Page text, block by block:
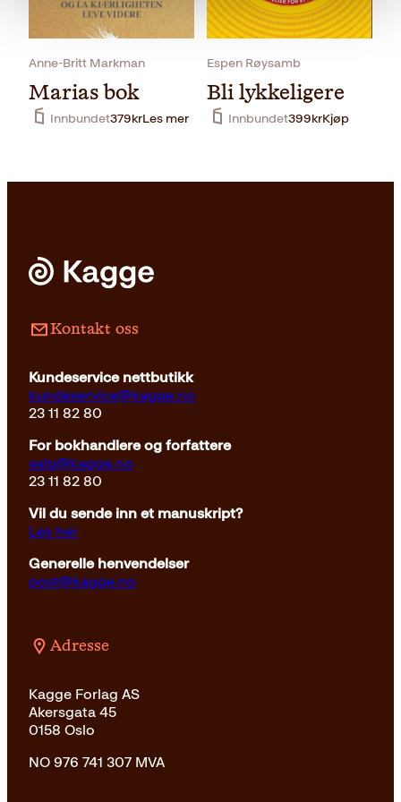
Anne-Britt Markman
Marias bok
Innbundet379krLes mer
Espen Røysamb
Bli lykkeligere
Innbundet399krKjøp
Kontakt oss
Kundeservice nettbutikk
kundeservice@kagge.no
23 11 82 80
For bokhandlere og forfattere
salg@kagge.no
23 11 82 80
Vil du sende inn et manuskript?
Les her
Generelle henvendelser
post@kagge.no
Adresse
Kagge Forlag AS
Akersgata 45
0158 Oslo
NO 976 741 307 MVA